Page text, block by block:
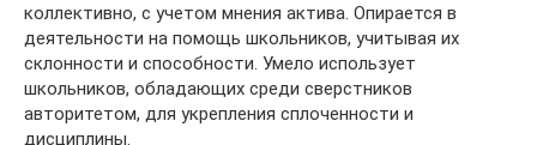
коллективно, с учетом мнения актива. Опи­рается в
деятельности на помощь школьников, учитывая их
склон­ности и способности. Умело использует
школьников, обладающих среди сверстников
авторитетом, для укрепления сплоченности и
дисциплины.